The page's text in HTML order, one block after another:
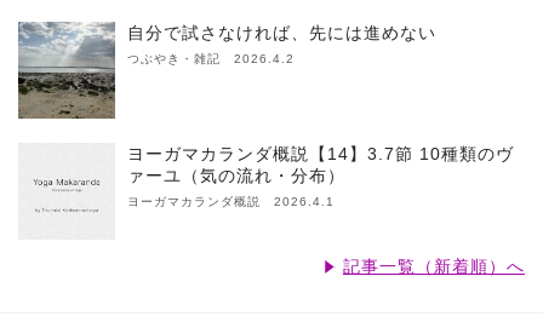
自分で試さなければ、先には進めない
つぶやき・雑記 2026.4.2
ヨーガマカランダ概説【14】3.7節 10種類のヴ
ァーユ（気の流れ・分布）
ヨーガマカランダ概説 2026.4.1
記事一覧（新着順）へ